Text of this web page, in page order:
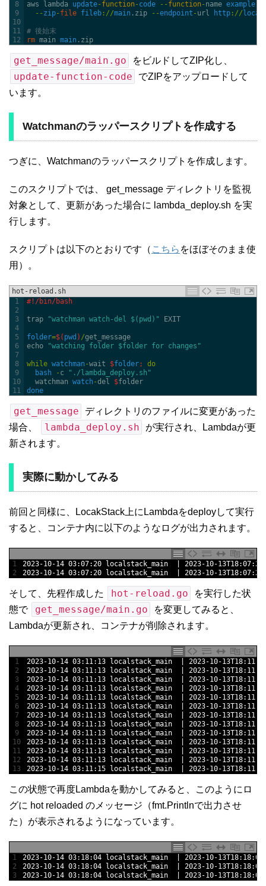
8
9
10
11
12
aws lambda update- function- code -- function- name example
-- zip- file fileb : //main .zip --endpoint - url http : //
# 後始末
rm main main .zip
get_message/main.go をビルドしてZIP化し、
update-function-code
でZIPをアップロードして
います。
Watchmanのラッパースクリプトを作成する
つぎに、Watchmanのラッパースクリプトを作成します。
このスクリプトでは、 get_message ディレクトリを監視
対象として、更新があった場合に lambda_deploy.sh を実
行します。
スクリプトは以下のとおりです（ こちら をほぼそのまま使
用）。
hot-reload.sh
1
2
3
4
5
6
7
8
9
10
11
#!/bin/bash
trap "watchman watch-del $(pwd)" EXIT
folder=$( pwd ) /get_message
echo
"watching folder $folder for changes"
while watchman-wait $folder;
do
bash
- c
"./lambda_deploy.sh"
watchman watch-del $folder
done
get_message
ディレクトリのファイルに変更があった
場合、
lambda_deploy.sh
が実行され、Lambdaが更
新されます。
実際に動かしてみる
前回と同様に、LocakStack上にLambdaをdeployして実行
すると、コンテナ内に以下のようなログが出力されます。
1
2
2023-10-14 03:07: 20 localstack_main 2023-10-13T18:07:
2023-10-14 03:07: 20 localstack_main 2023-10-13T18:07:
そして、先程作成した hot-reload.go
を実行した状
態で
get_message/main.go
を変更してみると、
Lambdaが更新され、コンテナが削除されます。
1
2
3
4
5
6
7
8
9
10
11
12
13
2023-10-14 03: 11 : 13 localstack_main 2023-10-13T18: 11
2023-10-14 03: 11 : 13 localstack_main 2023-10-13T18: 11
2023-10-14 03: 11 : 13 localstack_main 2023-10-13T18: 11
2023-10-14 03: 11 : 13 localstack_main 2023-10-13T18: 11
2023-10-14 03: 11 : 13 localstack_main 2023-10-13T18: 11
2023-10-14 03: 11 : 13 localstack_main 2023-10-13T18: 11
2023-10-14 03: 11 : 13 localstack_main 2023-10-13T18: 11
2023-10-14 03: 11 : 13 localstack_main 2023-10-13T18: 11
2023-10-14 03: 11 : 13 localstack_main 2023-10-13T18: 11
2023-10-14 03: 11 : 13 localstack_main 2023-10-13T18: 11
2023-10-14 03: 11 : 13 localstack_main 2023-10-13T18: 11
2023-10-14 03: 11 : 13 localstack_main 2023-10-13T18: 11
2023-10-14 03: 11 : 15 localstack_main 2023-10-13T18: 11
この状態で再度Lambdaを動かしてみると、このようにロ
グに hot reloaded のメッセージ（fmt.Printlnで出力させ
た）が表示されるようになっています。
1
2
3
2023-10-14 03: 18:04 localstack_main 2023-10-13T18: 18:
2023-10-14 03: 18:04 localstack_main 2023-10-13T18: 18:
2023-10-14 03: 18:04 localstack_main 2023-10-13T18: 18: